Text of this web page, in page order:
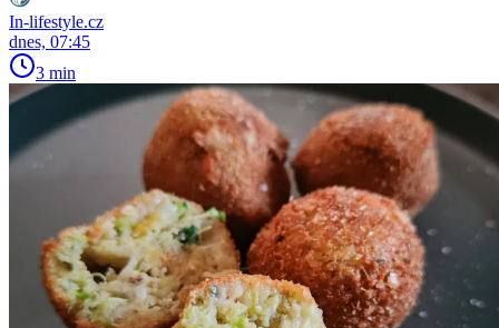
In-lifestyle.cz
dnes, 07:45
3 min